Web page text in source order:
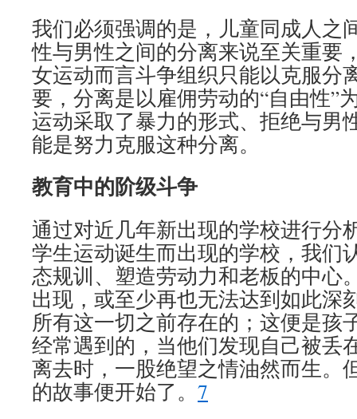
我们必须强调的是，儿童同成人之
性与男性之间的分离来说至关重要
女运动而言斗争组织只能以克服分
要，分离是以雇佣劳动的“自由性”
运动采取了暴力的形式、拒绝与男
能是努力克服这种分离。
教育中的阶级斗争
通过对近几年新出现的学校进行分
学生运动诞生而出现的学校，我们
态规训、塑造劳动力和老板的中心
出现，或至少再也无法达到如此深
所有这一切之前存在的；这便是孩
经常遇到的，当他们发现自己被丢
离去时，一股绝望之情油然而生。
的故事便开始了。 7